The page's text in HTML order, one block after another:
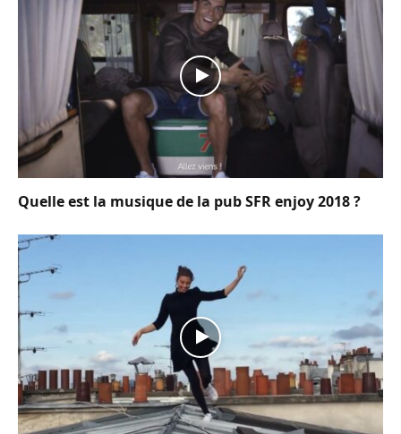
Quelle est la musique de la pub SFR enjoy 2018 ?